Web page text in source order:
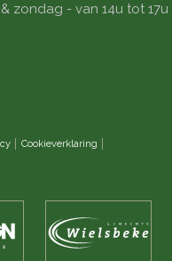
zondag - van 14u tot 17u
Cookieverklaring